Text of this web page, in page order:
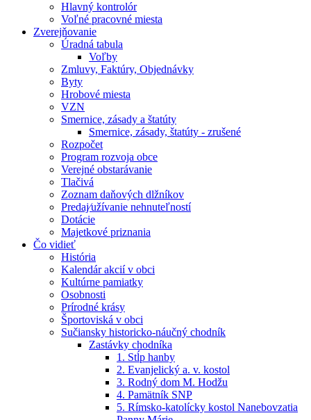
Hlavný kontrolór
Voľné pracovné miesta
Zverejňovanie
Úradná tabula
Voľby
Zmluvy, Faktúry, Objednávky
Byty
Hrobové miesta
VZN
Smernice, zásady a štatúty
Smernice, zásady, štatúty - zrušené
Rozpočet
Program rozvoja obce
Verejné obstarávanie
Tlačivá
Zoznam daňových dlžníkov
Predaj⁄užívanie nehnuteľností
Dotácie
Majetkové priznania
Čo vidieť
História
Kalendár akcií v obci
Kultúrne pamiatky
Osobnosti
Prírodné krásy
Športoviská v obci
Sučiansky historicko-náučný chodník
Zastávky chodníka
1. Stĺp hanby
2. Evanjelický a. v. kostol
3. Rodný dom M. Hodžu
4. Pamätník SNP
5. Rímsko-katolícky kostol Nanebovzatia